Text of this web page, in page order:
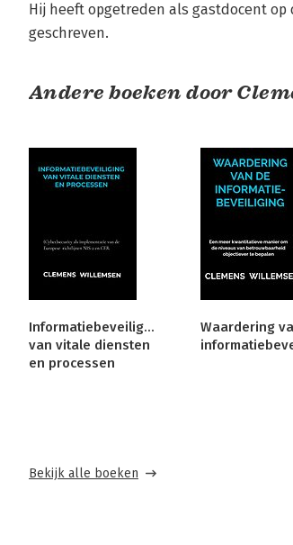
Hij heeft opgetreden als gastdocent
geschreven.
Andere boeken door
Informatiebeveiliging
van vitale diensten
en processen
Waardering
Bekijk alle boeken